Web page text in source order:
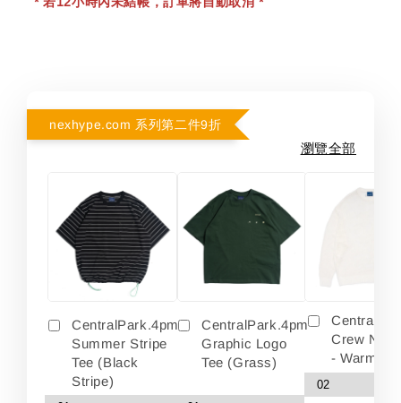
nexhype.com 系列第二件9折
瀏覽全部
CentralPark.4pm
Summer Stripe
Tee (Black
Stripe)
CentralPark.4pm
Graphic Logo
Tee (Grass)
Crew
- Warm